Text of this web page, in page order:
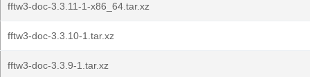
fftw3-doc-3.3.11-1-x86_64.tar.xz
fftw3-doc-3.3.10-1.tar.xz
fftw3-doc-3.3.9-1.tar.xz